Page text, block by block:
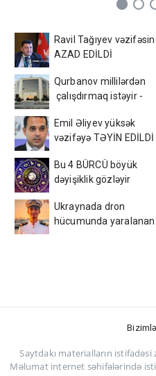
Ravil Tağıyev
AZAD EDİLDİ
Qurbanov millilərdən
çalışdırmaq istəyir -
Emil Əliyev yüksək
vəzifəyə TƏYİN EDİLDİ
Bu 4 BÜRCÜ böyük
dəyişiklik gözləyir
Ukraynada dron
hücumunda yaralanan
Saytdakı materialların
Məlumat internet səhifələrində